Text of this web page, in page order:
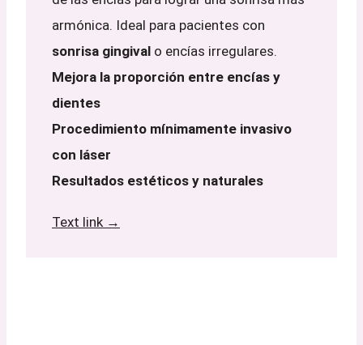
armónica. Ideal para pacientes con
sonrisa gingival o encías irregulares.
Mejora la proporción entre encías y
dientes
Procedimiento mínimamente invasivo
con láser
Resultados estéticos y naturales
Text link →